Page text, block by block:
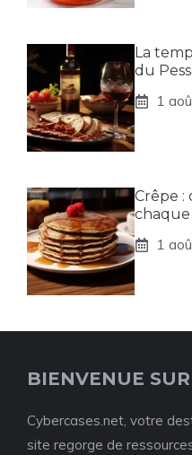
La
du
1
Crêpe :
chaque
1
BIENVENUE
Cybercases.net, votre
site regorge de